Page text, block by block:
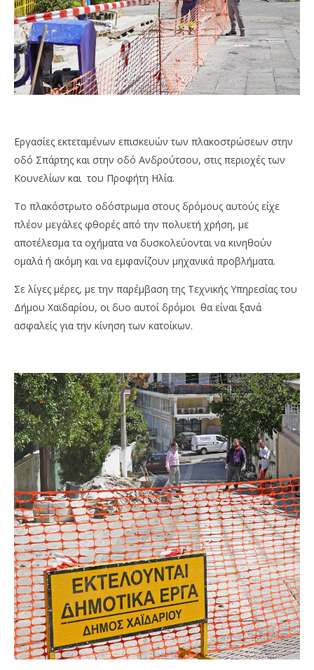
Εργασίες εκτεταμένων επισκευών των πλακοστρώσεων στην
οδό Σπάρτης και στην οδό Ανδρούτσου, στις περιοχές των
Κουνελίων και του Προφήτη Ηλία.
Το πλακόστρωτο οδόστρωμα στους δρόμους αυτούς είχε
πλέον μεγάλες φθορές από την πολυετή χρήση, με
αποτέλεσμα τα οχήματα να δυσκολεύονται να κινηθούν
ομαλά ή ακόμη και να εμφανίζουν μηχανικά προβλήματα.
Σε λίγες μέρες, με την παρέμβαση της Τεχνικής Υπηρεσίας του
Δήμου Χαϊδαρίου, οι δυο αυτοί δρόμοι θα είναι ξανά
ασφαλείς για την κίνηση των κατοίκων.